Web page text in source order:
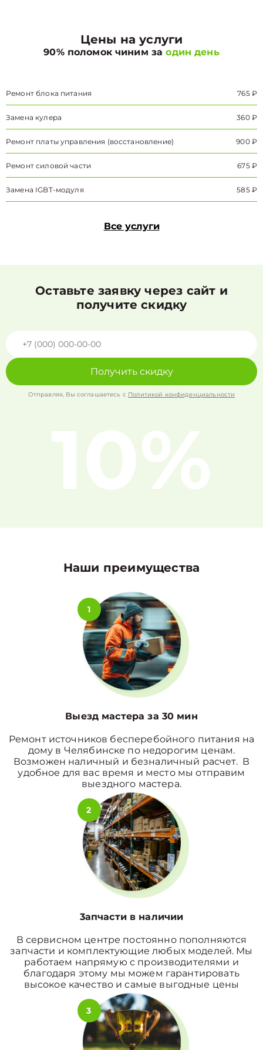
Цены на услуги
90% поломок чиним заодин день
Ремонт блока питания 765 ₽
Замена кулера 360 ₽
Ремонт платы управления (восстановление) 900 ₽
Ремонт силовой части 675 ₽
Замена IGBT-модуля 585 ₽
Все услуги
Оставьте заявку через сайт и
получите скидку
Получить скидку
Отправляя, Вы соглашаетесь с Политикой конфиденциальности
10%
Наши преимущества
1
Выезд мастера за 30 мин
Ремонт источников бесперебойного питания на
дому в Челябинске по недорогим ценам.
Возможен наличный и безналичный расчет. В
удобное для вас время и место мы отправим
выездного мастера.
2
3апчасти в наличии
В сервисном центре постоянно пополняются
запчасти и комплектующие любых моделей. Мы
работаем напрямую с производителями и
благодаря этому мы можем гарантировать
высокое качество и самые выгодные цены
3